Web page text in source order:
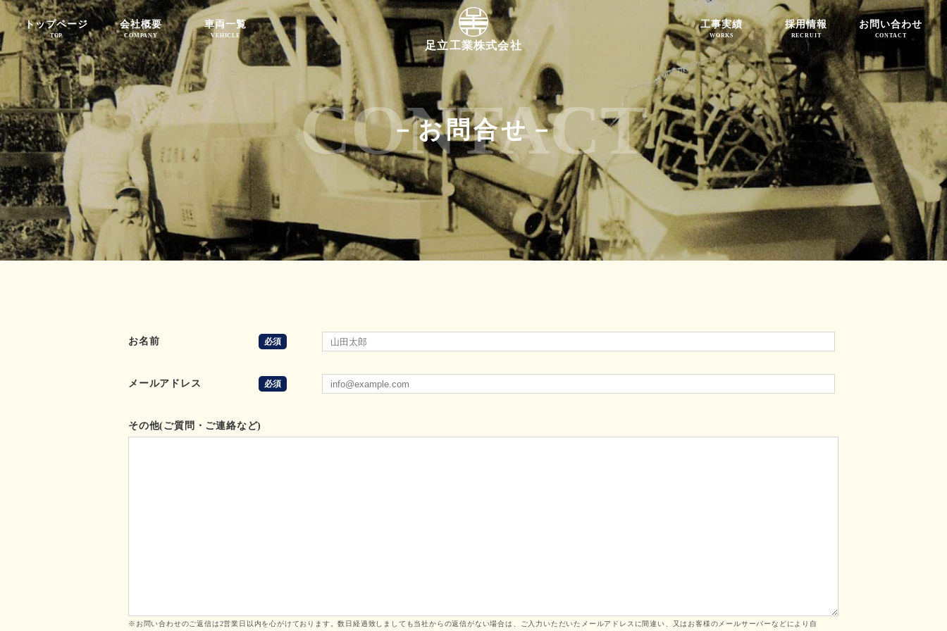
トップページ
TOP
会社概要
COMPANY
車両一覧
VEHICLE
足立工業株式会社
工事実績
WORKS
採用情報
RECRUIT
お問い合わせ
CONTACT
－お問合せ －
お名前 必須
メールアドレス 必須
その他(ご質問・ご連絡など)
※お問い合わせのご返信は2営業日以内を心がけております。数日経過致しましても当社からの返信がない場合は、ご入力いただいたメールアドレスに間違い、又はお客様のメールサーバーなどにより自